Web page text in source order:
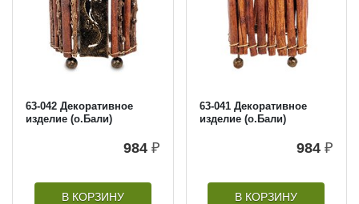
63-042 Декоративное
изделие (о.Бали)
984 ₽
В КОРЗИНУ
63-041 Декоративное
изделие (о.Бали)
984 ₽
В КОРЗИНУ